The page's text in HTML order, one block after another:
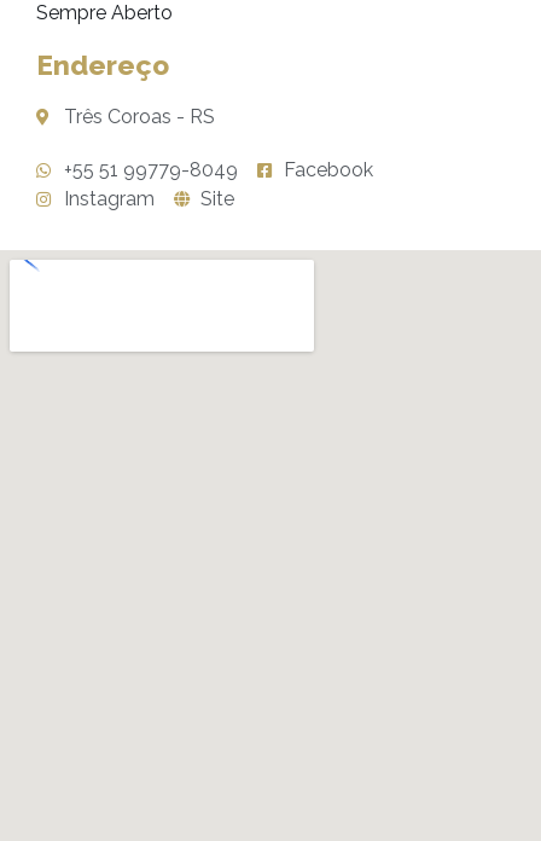
Sempre Aberto
Endereço
Três Coroas - RS
+55 51 99779-8049
Facebook
Instagram
Site